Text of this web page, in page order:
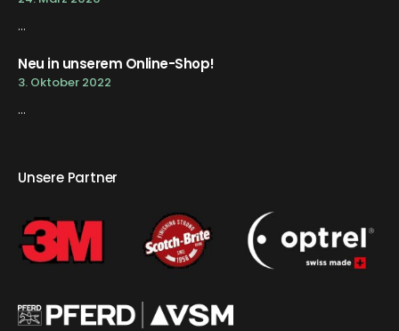
...
Neu in unserem Online-Shop!
3. Oktober 2022
...
Unsere Partner